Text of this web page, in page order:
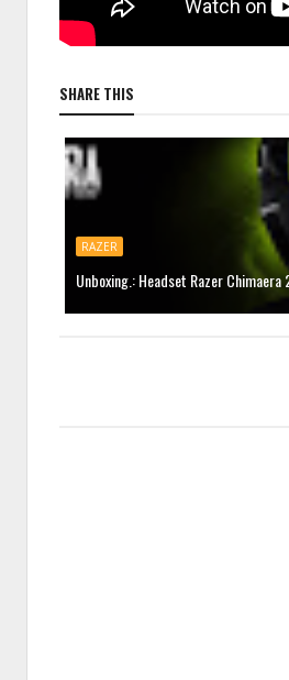
SHARE THIS
RAZER
Unboxing.: Headset Razer Chimaera